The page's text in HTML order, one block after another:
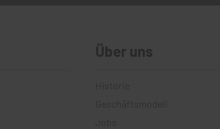
Über uns
Geschäftsmodell